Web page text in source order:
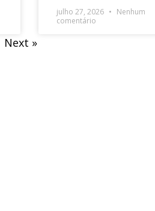
julho 27, 2026
Nenhum
comentário
Next »